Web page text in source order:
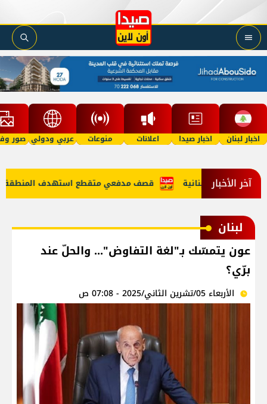
اخبار لبنان اخبار صيدا اعلانات منوعات عربي ودولي صور
آخر الأخبار قصف مدفعي متقطع استهدف المنطقة اللبنانية
لبنان
عون يتمسّك بـ"لغة التفاوض"... والحلّ عند
برّي؟
الأربعاء 05/تشرين الثاني/2025 - 07:08 ص